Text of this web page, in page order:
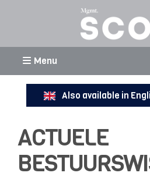
Menu
Also available in
ACTUELE